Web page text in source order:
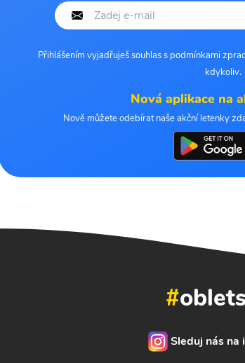
Přihlášením vyjadřuješ souhlas s podmínkami
kdykoliv.
Nová aplikace na
Nově můžete odebírat naše akční letenky
#
Sleduj nás na